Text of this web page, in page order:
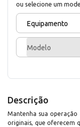
ou selecione um
Equipamento
Modelo
Descrição
Mantenha sua operação
originais, que oferecem